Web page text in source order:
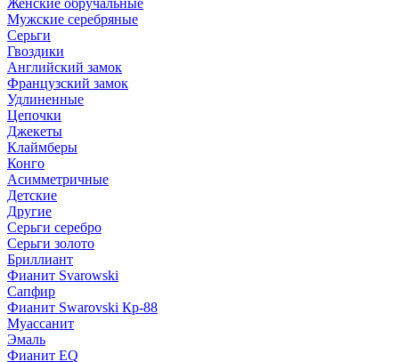
Женские обручальные
Мужские серебряные
Серьги
Гвоздики
Английский замок
Французский замок
Удлиненные
Цепочки
Джекеты
Клаймберы
Конго
Асимметричные
Детские
Другие
Серьги серебро
Серьги золото
Бриллиант
Фианит Svarowski
Сапфир
Фианит Swarovski Кр-88
Муассанит
Эмаль
Фианит EQ